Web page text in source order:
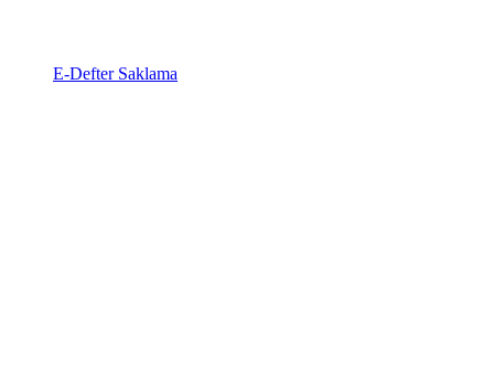
E-Defter Saklama